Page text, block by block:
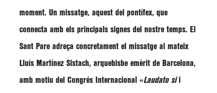
moment. Un missatge, aquest del pontífex, que
connecta amb els principals signes del nostre temps. El
Sant Pare adreça concretament el missatge al mateix
Lluís Martínez Sistach, arquebisbe emèrit de Barcelona,
amb motiu del Congrés Internacional «Laudato sii